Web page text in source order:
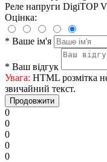
Реле напруги DigiTOP
Оцінка:
* Ваше ім'я
* Ваш відгук
Увага: HTML розмітка
звичайний текст.
Продовжити
0
0
0
0
0